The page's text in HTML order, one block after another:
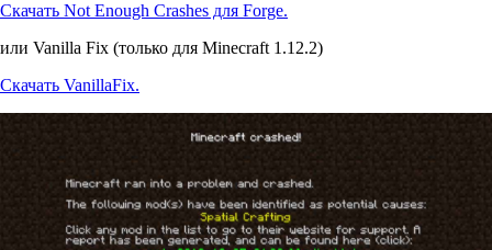
Скачать Not Enough Crashes для Forge.
или Vanilla Fix (только для Minecraft 1.12.2)
Скачать VanillaFix.